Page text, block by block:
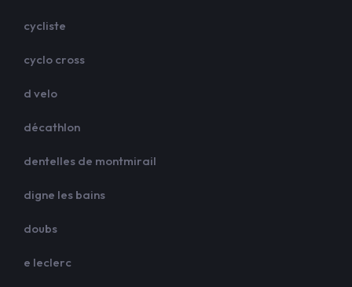
cycliste
cyclo cross
d velo
décathlon
dentelles de montmirail
digne les bains
doubs
e leclerc